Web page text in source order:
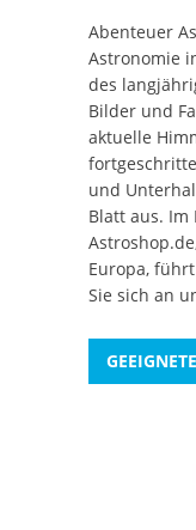
Abenteuer
Astronomie
des
Bilder und
aktuelle
und
Blatt aus. Im
Europa,
Sie sich an